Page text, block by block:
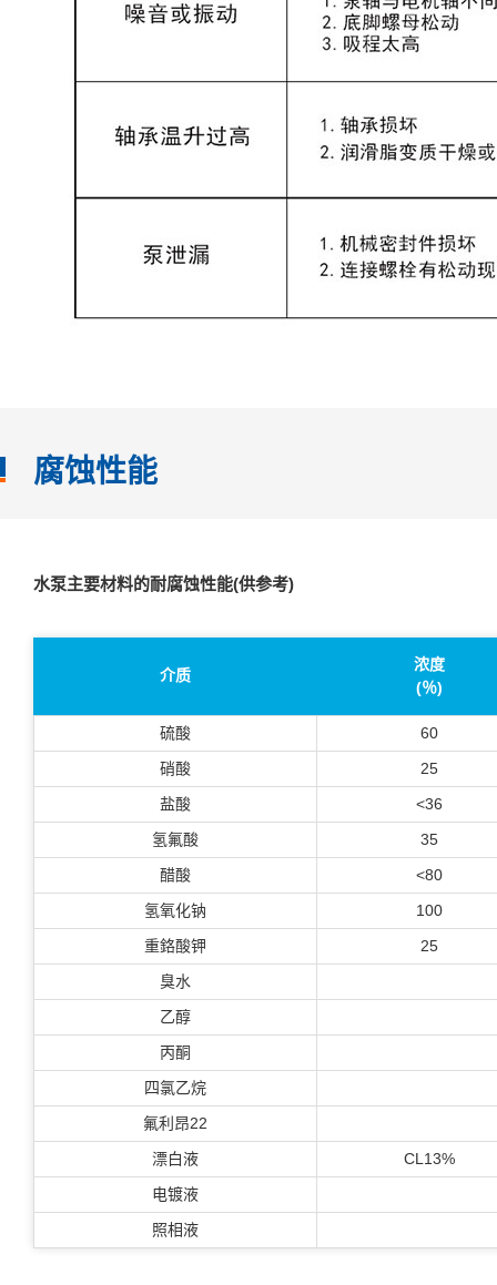
腐蚀性能
水泵主要材料的耐腐蚀性能(供参考)
介质
浓度
(％)
硫酸
60
硝酸
25
盐酸
<36
氢氟酸
35
醋酸
<80
氢氧化钠
100
重鉻酸钾
25
臭水
乙醇
丙酮
四氯乙烷
氟利昂22
漂白液
CL13%
电镀液
照相液